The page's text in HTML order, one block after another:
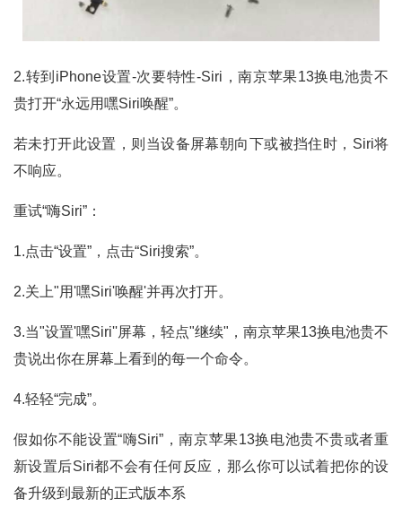
2.转到iPhone设置-次要特性-Siri，南京苹果13换电池贵不
贵打开“永远用嘿Siri唤醒”。
若未打开此设置，则当设备屏幕朝向下或被挡住时，Siri将
不响应。
重试“嗨Siri”：
1.点击“设置”，点击“Siri搜索”。
2.关上"用'嘿Siri'唤醒'并再次打开。
3.当"设置'嘿Siri''屏幕，轻点"继续"，南京苹果13换电池贵不
贵说出你在屏幕上看到的每一个命令。
4.轻轻“完成”。
假如你不能设置“嗨Siri”，南京苹果13换电池贵不贵或者重
新设置后Siri都不会有任何反应，那么你可以试着把你的设
备升级到最新的正式版本系